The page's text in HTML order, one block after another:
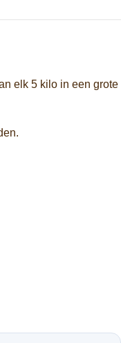
elk 5 kilo in een grote